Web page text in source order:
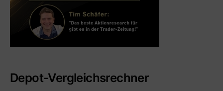
Depot-Vergleichsrechner